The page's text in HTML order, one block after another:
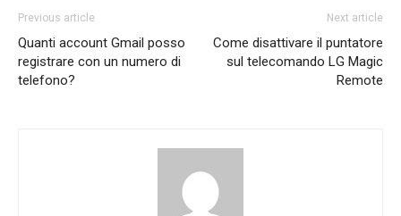
Previous article
Quanti account Gmail posso
registrare con un numero di
telefono?
Next article
Come disattivare il puntatore
sul telecomando LG Magic
Remote